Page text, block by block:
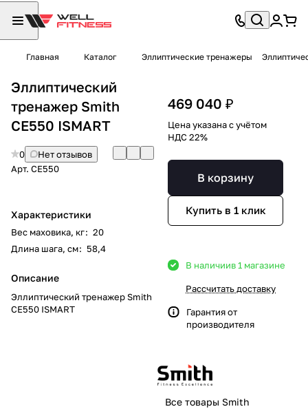
Главная Каталог Эллиптические тренажеры
Эллиптический
тренажер Smith
CE550 ISMART
0
Нет отзывов
Арт. CE550
Характеристики
Вес маховика, кг: 20
Длина шага, см: 58,4
Описание
Эллиптический тренажер Smith
CE550 ISMART
469 040 ₽
Цена указана с учётом
НДС 22%
В корзину
Купить в 1 клик
В наличиив 1 магазине
Рассчитать доставку
Гарантия от
производителя
Все товары Smith